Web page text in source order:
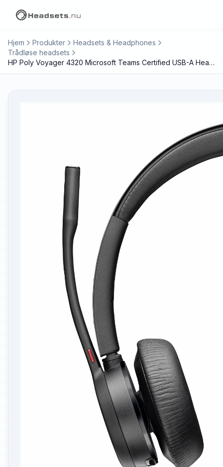
Hjem Produkter
Headsets & Headphones
Trådløse headsets
HP Poly Voyager 4320 Microsoft Teams Certified USB-A Headset +BT700 dongle